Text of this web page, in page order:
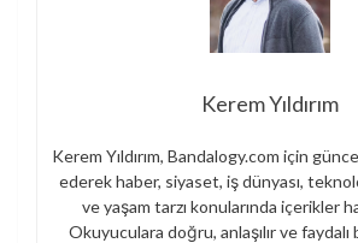
Kerem Yıldırım
Kerem Yıldırım, Bandalogy.com için
ederek haber, siyaset, iş dünyası,
ve yaşam tarzı konularında içerikler
Okuyuculara doğru, anlaşılır ve